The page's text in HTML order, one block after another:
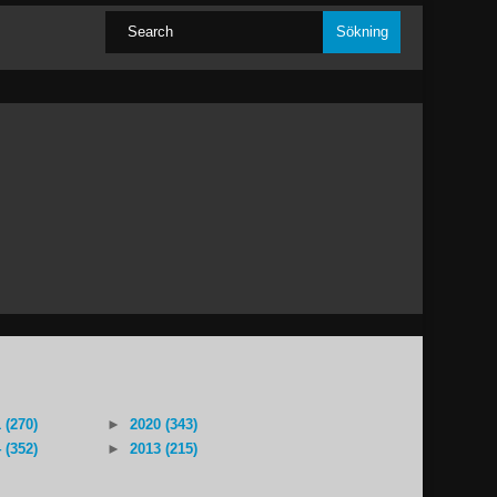
(270) ►
2020 (343)
(352)
► 2013 (215)